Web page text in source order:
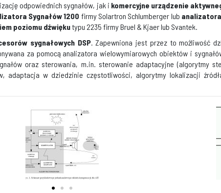
odpowiednich sygnałów, jak i komercyjne urządzenie
Sygnałów 1200 firmy Solartron Schlumberger lub
poziomu dźwiękutypu 2235 firmy Bruel & Kjaer lub Svantek.
sygnałowych DSP. Zapewniona jest przez to możliwość
za pomocą analizatora wielowymiarowych obiektów i sygnałów
oraz sterowania, m.in. sterowanie adaptacyjne (algorytmy
adaptacja w dziedzinie częstotliwości, algorytmy lokalizacji